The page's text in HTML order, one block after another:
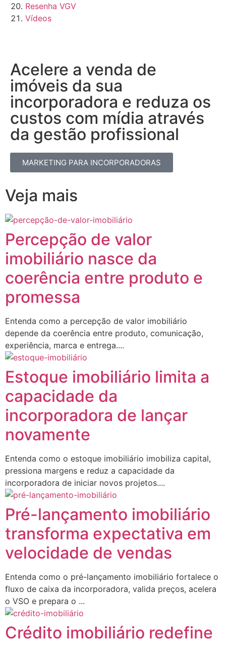
Resenha VGV
Vídeos
Acelere a venda de
imóveis da sua
incorporadora e reduza os
custos com mídia através
da gestão profissional​
MARKETING PARA INCORPORADORAS
Veja mais
Percepção de valor
imobiliário nasce da
coerência entre produto e
promessa
Entenda como a percepção de valor imobiliário
depende da coerência entre produto, comunicação,
experiência, marca e entrega....
Estoque imobiliário limita a
capacidade da
incorporadora de lançar
novamente
Entenda como o estoque imobiliário imobiliza capital,
pressiona margens e reduz a capacidade da
incorporadora de iniciar novos projetos....
Pré-lançamento imobiliário
transforma expectativa em
velocidade de vendas
Entenda como o pré-lançamento imobiliário fortalece o
fluxo de caixa da incorporadora, valida preços, acelera
o VSO e prepara o ...
Crédito imobiliário redefine